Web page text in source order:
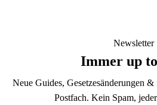
Newsletter
Immer up
Neue Guides, Gesetzesänderungen
Postfach. Kein Spam,